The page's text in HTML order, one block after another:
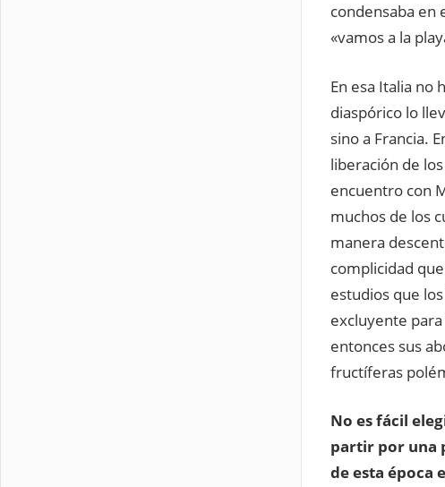
condensaba en
«vamos a la
En esa Italia no
diaspórico lo
sino a Francia.
liberación de
encuentro con
muchos de los
manera
complicidad
estudios que
excluyente
entonces sus
fructíferas
No es fácil
partir por una
de esta época